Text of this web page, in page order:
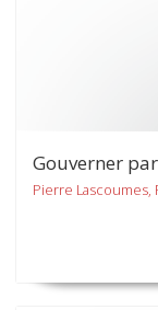
Gouverner
Pierre Lascoumes,